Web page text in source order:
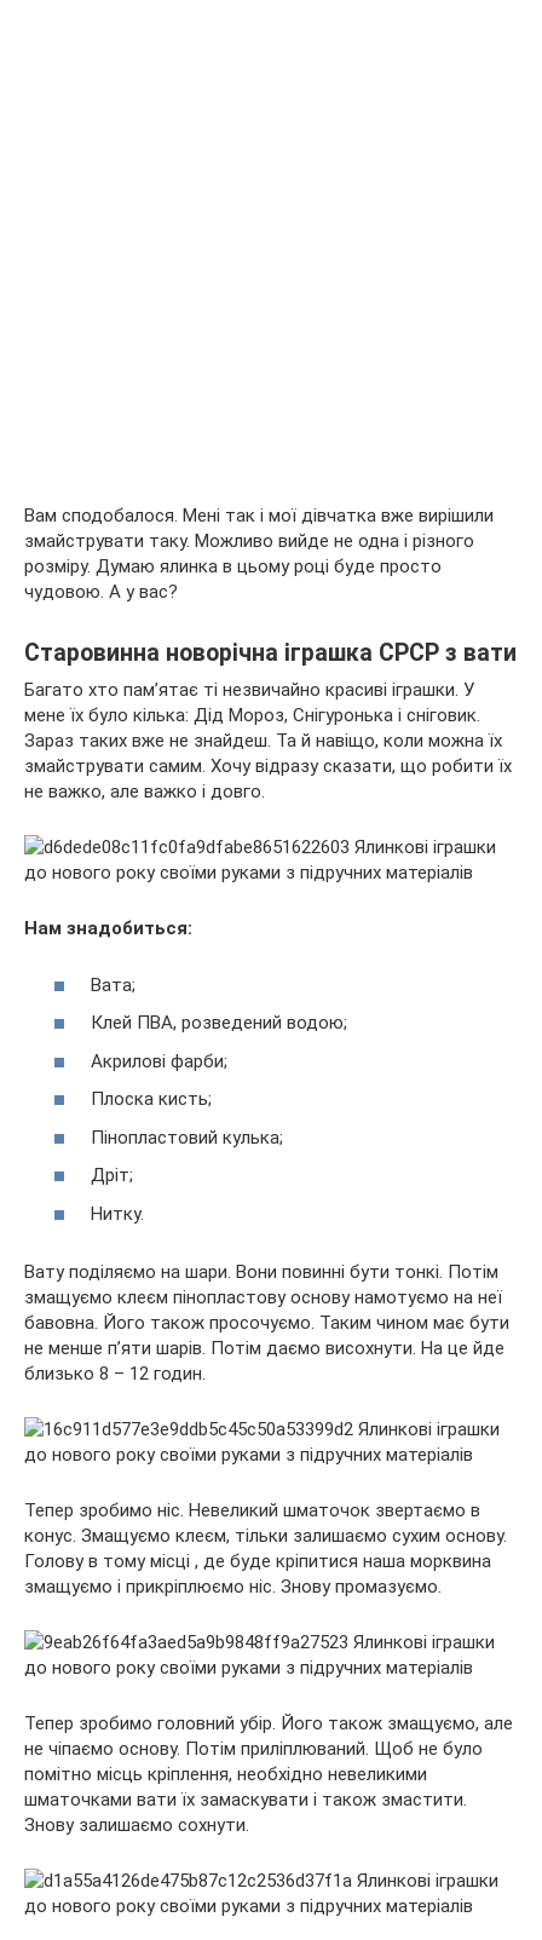
Вам сподобалося. Мені так і мої дівчатка вже вирішили
змайструвати таку. Можливо вийде не одна і різного
розміру. Думаю ялинка в цьому році буде просто
чудовою. А у вас?
Старовинна новорічна іграшка СРСР з вати
Багато хто пам’ятає ті незвичайно красиві іграшки. У
мене їх було кілька: Дід Мороз, Снігуронька і сніговик.
Зараз таких вже не знайдеш. Та й навіщо, коли можна їх
змайструвати самим. Хочу відразу сказати, що робити їх
не важко, але важко і довго.
Нам знадобиться:
Вата;
Клей ПВА, розведений водою;
Акрилові фарби;
Плоска кисть;
Пінопластовий кулька;
Дріт;
Нитку.
Вату поділяємо на шари. Вони повинні бути тонкі. Потім
змащуємо клеєм пінопластову основу намотуємо на неї
бавовна. Його також просочуємо. Таким чином має бути
не менше п’яти шарів. Потім даємо висохнути. На це йде
близько 8 – 12 годин.
Тепер зробимо ніс. Невеликий шматочок звертаємо в
конус. Змащуємо клеєм, тільки залишаємо сухим основу.
Голову в тому місці , де буде кріпитися наша морквина
змащуємо і прикріплюємо ніс. Знову промазуємо.
Тепер зробимо головний убір. Його також змащуємо, але
не чіпаємо основу. Потім приліплюваний. Щоб не було
помітно місць кріплення, необхідно невеликими
шматочками вати їх замаскувати і також змастити.
Знову залишаємо сохнути.